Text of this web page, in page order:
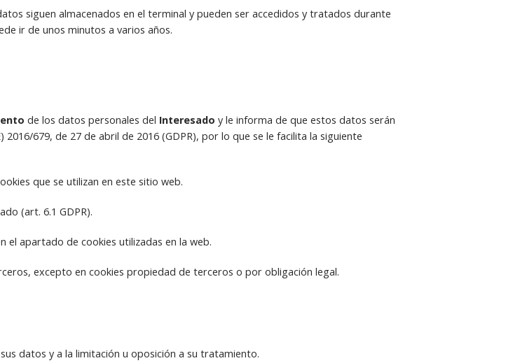
siguen almacenados en el terminal y pueden ser accedidos y tratados durante
ir de unos minutos a varios años.
de los datos personales del Interesado y le informa de que estos datos serán
679, de 27 de abril de 2016 (GDPR), por lo que se le facilita la siguiente
que se utilizan en este sitio web.
(art. 6.1 GDPR).
el apartado de cookies utilizadas en la web.
excepto en cookies propiedad de terceros o por obligación legal.
datos y a la limitación u oposición a su tratamiento.